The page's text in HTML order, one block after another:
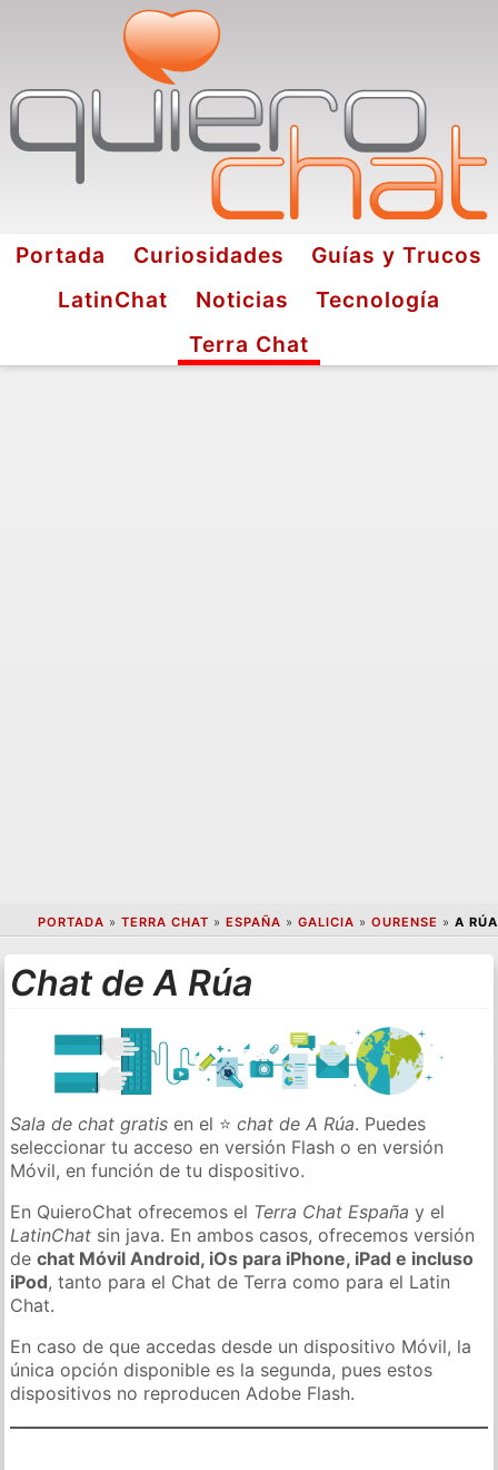
Portada Curiosidades
Guías y Trucos
LatinChat
Noticias
Tecnología
Terra Chat
PORTADA » TERRA CHAT » ESPAÑA » GALICIA » OURENSE » A RÚA
Chat de A Rúa
Sala de chat gratis en el ⭐chat de A Rúa. Puedes
seleccionar tu acceso en versión Flash o en versión
Móvil, en función de tu dispositivo.
En QuieroChat ofrecemos el Terra Chat España y el
LatinChat sin java. En ambos casos, ofrecemos versión
dechat Móvil Android, iOs para iPhone, iPad e incluso
iPod, tanto para el Chat de Terra como para el Latin
Chat.
En caso de que accedas desde un dispositivo Móvil, la
única opción disponible es la segunda, pues estos
dispositivos no reproducen Adobe Flash.